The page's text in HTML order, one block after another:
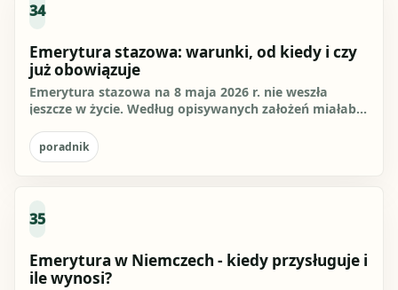
34
Emerytura stazowa: warunki, od kiedy i czy
już obowiązuje
Emerytura stazowa na 8 maja 2026 r. nie weszła
jeszcze w życie. Według opisywanych założeń miałaby
poradnik
35
Emerytura w Niemczech - kiedy przysługuje i
ile wynosi?